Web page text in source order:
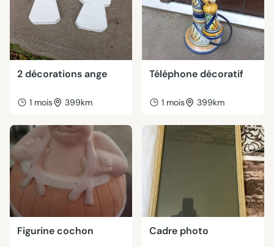
2 décorations ange
1 mois 399km
Téléphone décoratif
1 mois 399km
Figurine cochon Cadre photo